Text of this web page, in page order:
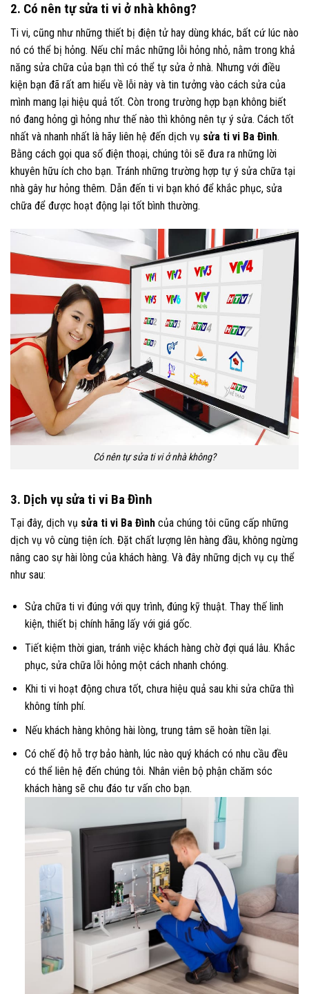
2. Có nên tự sửa ti vi ở nhà không?
Ti vi, cũng như những thiết bị điện tử hay dùng khác, bất cứ lúc nào
nó có thể bị hỏng. Nếu chỉ mắc những lỗi hỏng nhỏ, nằm trong khả
năng sửa chữa của bạn thì có thể tự sửa ở nhà. Nhưng với điều
kiện bạn đã rất am hiểu về lỗi này và tin tưởng vào cách sửa của
mình mang lại hiệu quả tốt. Còn trong trường hợp bạn không biết
nó đang hỏng gì hỏng như thế nào thì không nên tự ý sửa. Cách tốt
nhất và nhanh nhất là hãy liên hệ đến dịch vụ sửa ti vi Ba Đình.
Bằng cách gọi qua số điện thoại, chúng tôi sẽ đưa ra những lời
khuyên hữu ích cho bạn. Tránh những trường hợp tự ý sửa chữa tại
nhà gây hư hỏng thêm. Dẫn đến ti vi bạn khó để khắc phục, sửa
chữa để được hoạt động lại tốt bình thường.
Có nên tự sửa ti vi ở nhà không?
3. Dịch vụ sửa ti vi Ba Đình
Tại đây, dịch vụ sửa ti vi Ba Đình của chúng tôi cũng cấp những
dịch vụ vô cùng tiện ích. Đặt chất lượng lên hàng đầu, không ngừng
nâng cao sự hài lòng của khách hàng. Và đây những dịch vụ cụ thể
như sau:
Sửa chữa ti vi đúng với quy trình, đúng kỹ thuật. Thay thế linh
kiện, thiết bị chính hãng lấy với giá gốc.
Tiết kiệm thời gian, tránh việc khách hàng chờ đợi quá lâu. Khắc
phục, sửa chữa lỗi hỏng một cách nhanh chóng.
Khi ti vi hoạt động chưa tốt, chưa hiệu quả sau khi sửa chữa thì
không tính phí.
Nếu khách hàng không hài lòng, trung tâm sẽ hoàn tiền lại.
Có chế độ hỗ trợ bảo hành, lúc nào quý khách có nhu cầu đều
có thể liên hệ đến chúng tôi. Nhân viên bộ phận chăm sóc
khách hàng sẽ chu đáo tư vấn cho bạn.